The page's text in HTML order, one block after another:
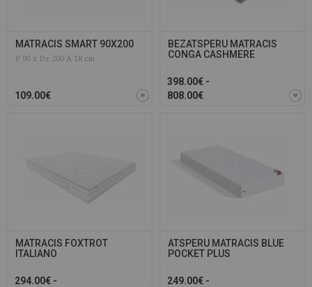
MATRACIS SMART 90X200
P 90 x Dz 200 A 18 cm
109.00€
BEZATSPERU MATRACIS
CONGA CASHMERE
398.00€ -
808.00€
MATRACIS FOXTROT
ITALIANO
294.00€ -
ATSPERU MATRACIS BLUE
POCKET PLUS
249.00€ -